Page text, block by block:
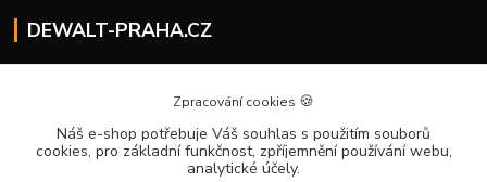
DEWALT-PRAHA.CZ
+420 224 936 535
info@dewalt-praha.cz
Zpracování cookies 🍪
Náš e-shop potřebuje Váš souhlas s použitím souborů
cookies, pro základní funkčnost, zpříjemnění používání webu,
analytické účely.